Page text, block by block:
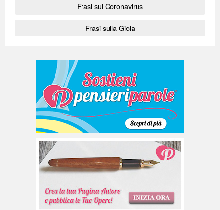
Frasi sul Coronavirus
Frasi sulla Gioia